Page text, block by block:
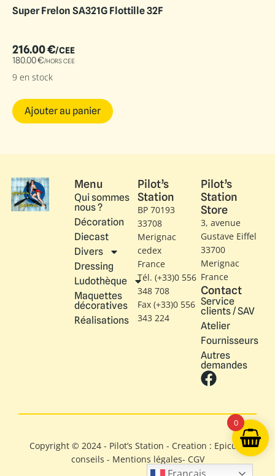
Super Frelon SA321G Flottille 32F
216.00€/CEE
180.00€/HORS CEE
9 en stock
Ajouter au panier
Menu
Qui sommes
nous ?
Décoration
Diecast
Divers
Dressing
Ludothèque
Maquettes
décoratives
Réalisations
Pilot’s
Station
BP 70193
33708
Merignac
cedex
France
Tél. (+33)0 556
348 708
Fax (+33)0 556
343 224
Pilot’s
Station
Store
3, avenue
Gustave Eiffel​
33700
Merignac
France
Contact
Service
clients / SAV
Atelier
Fournisseurs
Autres
demandes
Copyright © 2024 - Pilot’s Station - Creation : Epicure
conseils - Mentions légales- CGV
0